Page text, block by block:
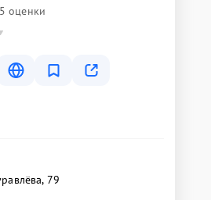
оценки
79